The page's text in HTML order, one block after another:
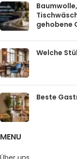
gehobene
Welche
Beste
MENU